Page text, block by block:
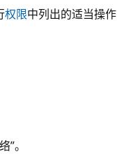
权限中列出的适当操作
。